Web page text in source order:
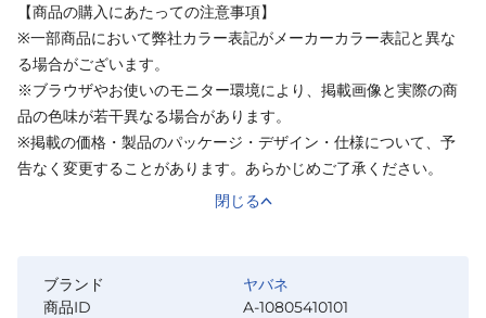
【商品の購入にあたっての注意事項】
※一部商品において弊社カラー表記がメーカーカラー表記と異な
る場合がございます。
※ブラウザやお使いのモニター環境により、掲載画像と実際の商
品の色味が若干異なる場合があります。
※掲載の価格・製品のパッケージ・デザイン・仕様について、予
告なく変更することがあります。あらかじめご了承ください。
閉じる
ブランド
ヤバネ
商品ID
A-10805410101